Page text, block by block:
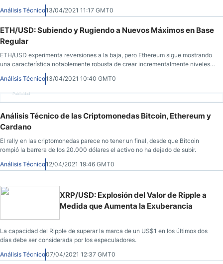
Análisis Técnico13/04/2021 11:17 GMT0
ETH/USD: Subiendo y Rugiendo a Nuevos Máximos en Base
Regular
ETH/USD experimenta reversiones a la baja, pero Ethereum sigue mostrando
una característica notablemente robusta de crear incrementalmente niveles
de soporte más altos.
Análisis Técnico13/04/2021 10:40 GMT0
Publicidad
Análisis Técnico de las Criptomonedas Bitcoin, Ethereum y
Cardano
El rally en las criptomonedas parece no tener un final, desde que Bitcoin
rompió la barrera de los 20.000 dólares el activo no ha dejado de subir.
Análisis Técnico12/04/2021 19:46 GMT0
XRP/USD: Explosión del Valor de Ripple a
Medida que Aumenta la Exuberancia
La capacidad del Ripple de superar la marca de un US$1 en los últimos dos
días debe ser considerada por los especuladores.
Análisis Técnico07/04/2021 12:37 GMT0